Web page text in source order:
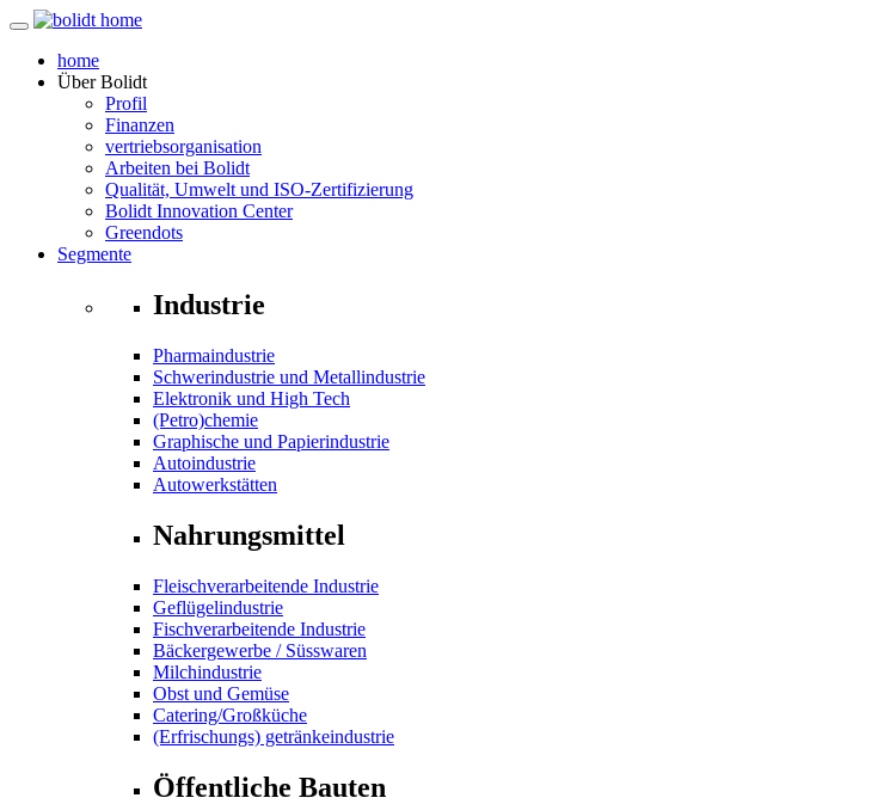
home
ÜberBolidt
Profil
Finanzen
vertriebsorganisation
Arbeiten bei Bolidt
Qualität, Umwelt und ISO-Zertifizierung
Bolidt Innovation Center
Greendots
Segmente
Industrie
Pharmaindustrie
Schwerindustrie und Metallindustrie
Elektronik und High Tech
(Petro)chemie
Graphische und Papierindustrie
Autoindustrie
Autowerkstätten
Nahrungsmittel
Fleischverarbeitende Industrie
Geflügelindustrie
Fischverarbeitende Industrie
Bäckergewerbe / Süsswaren
Milchindustrie
Obst und Gemüse
Catering/Großküche
(Erfrischungs) getränkeindustrie
Öffentliche Bauten